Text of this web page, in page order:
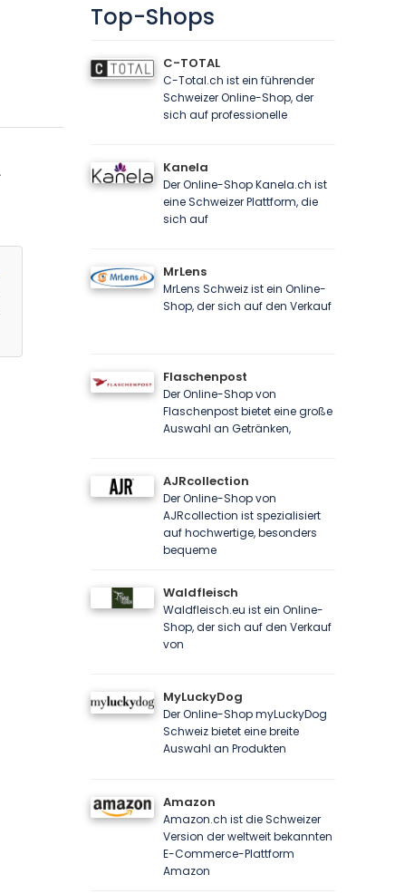
Top-Shops
C-TOTAL
C-Total.ch ist ein führender
Schweizer Online-Shop, der
sich auf professionelle
Kanela
Der Online-Shop Kanela.ch ist
eine Schweizer Plattform, die
sich auf
MrLens
MrLens Schweiz ist ein Online-
Shop, der sich auf den Verkauf
Flaschenpost
Der Online-Shop von
Flaschenpost bietet eine große
Auswahl an Getränken,
AJRcollection
Der Online-Shop von
AJRcollection ist spezialisiert
auf hochwertige, besonders
bequeme
Waldfleisch
Waldfleisch.eu ist ein Online-
Shop, der sich auf den Verkauf
von
MyLuckyDog
Der Online-Shop myLuckyDog
Schweiz bietet eine breite
Auswahl an Produkten
Amazon
Amazon.ch ist die Schweizer
Version der weltweit bekannten
E-Commerce-Plattform
Amazon